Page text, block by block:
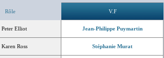
Rôle V.F
Peter Elliot Jean-Philippe Puymartin
Karen Ross Stéphanie Murat